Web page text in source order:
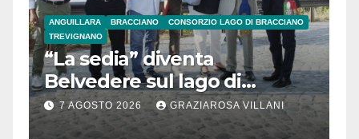
ANGUILLARA BRACCIANO
CONSORZIO LAGO DI BRACCIANO
TREVIGNANO
“La sedia” diventa
Belvedere sul lago di
Bracciano: ieri
l’inaugurazione
7 AGOSTO 2026 GRAZIAROSA VILLANI